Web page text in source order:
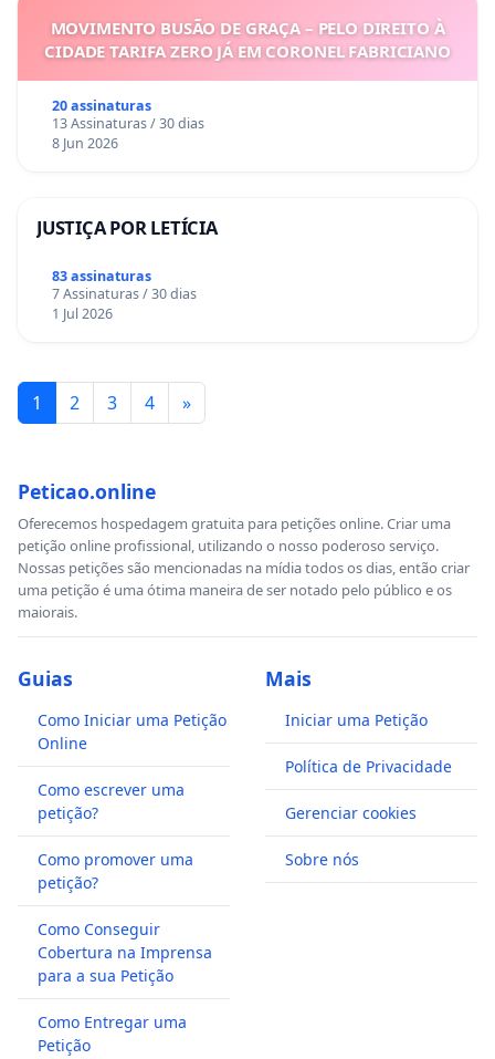
MOVIMENTO BUSÃO DE GRAÇA – PELO DIREITO À
CIDADE TARIFA ZERO JÁ EM CORONEL FABRICIANO
20 assinaturas
13 Assinaturas / 30 dias
8 Jun 2026
JUSTIÇA POR LETÍCIA
83 assinaturas
7 Assinaturas / 30 dias
1 Jul 2026
1 2 3 4 »
Peticao.online
Oferecemos hospedagem gratuita para petições online. Criar uma
petição online profissional, utilizando o nosso poderoso serviço.
Nossas petições são mencionadas na mídia todos os dias, então criar
uma petição é uma ótima maneira de ser notado pelo público e os
maiorais.
Guias
Como Iniciar uma Petição
Online
Como escrever uma
petição?
Como promover uma
petição?
Como Conseguir
Cobertura na Imprensa
para a sua Petição
Como Entregar uma
Petição
Mais
Iniciar uma Petição
Política de Privacidade
Gerenciar cookies
Sobre nós